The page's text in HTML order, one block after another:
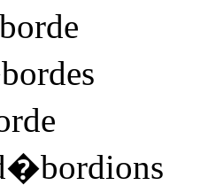
e
es
e
ions